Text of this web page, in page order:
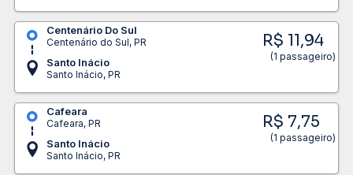
Centenário Do Sul
Centenário do Sul, PR
Santo Inácio
Santo Inácio, PR
R$ 11,94
(1 passageiro)
Cafeara
Cafeara, PR
Santo Inácio
Santo Inácio, PR
R$ 7,75
(1 passageiro)